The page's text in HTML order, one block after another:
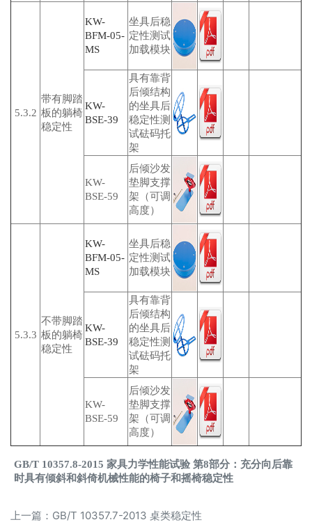
GB/T 10357.8-2015 家具力学性能试验 第8部分：充分向后靠
时具有倾斜和斜倚机械性能的椅子和摇椅稳定性
5.3.2
带有脚踏
板的躺椅
稳定性
KW-
BFM-05-
MS
坐具后稳
定性测试
加载模块
KW-
BSE-39
具有靠背
后倾结构
的坐具后
稳定性测
试砝码托
架
KW-
BSE-59
后倾沙发
垫脚支撑
架（可调
高度）
5.3.3
不带脚踏
板的躺椅
稳定性
KW-
BFM-05-
MS
坐具后稳
定性测试
加载模块
KW-
BSE-39
具有靠背
后倾结构
的坐具后
稳定性测
试砝码托
架
KW-
BSE-59
后倾沙发
垫脚支撑
架（可调
高度）
上一篇： GB/T 10357.7-2013 桌类稳定性